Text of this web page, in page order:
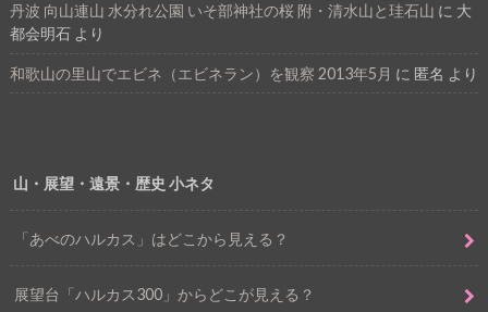
丹波 向山連山 水分れ公園 いそ部神社の桜 附・清水山と珪石山 に 大
都会明石より
和歌山の里山でエビネ（エビネラン）を観察 2013年5月 に 匿名 より
山・展望・遠景・歴史 小ネタ
「あべのハルカス」はどこから見える？
展望台「ハルカス300」からどこが見える？